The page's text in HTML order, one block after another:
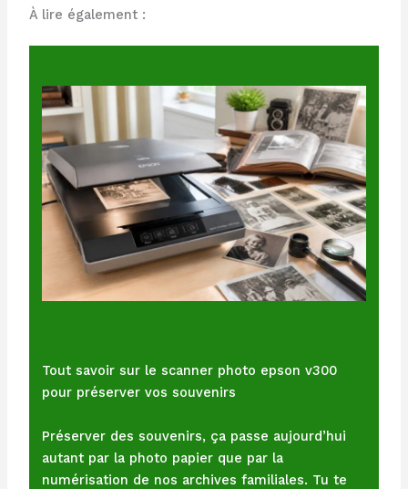
À lire également :
Tout savoir sur le scanner photo epson v300
pour préserver vos souvenirs
Préserver des souvenirs, ça passe aujourd’hui
autant par la photo papier que par la
numérisation de nos archives familiales. Tu te